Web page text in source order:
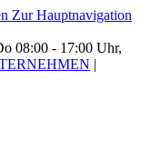
Zur Hauptnavigation
08:00 - 17:00 Uhr,
|